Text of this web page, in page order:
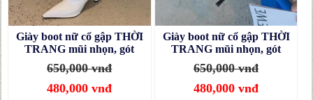
Giày boot nữ cổ gập THỜI
TRANG mũi nhọn, gót
nhọn 9cm màu trắng
GCC24B
650,000 vnđ
480,000 vnđ
Giày boot nữ cổ gập THỜI
TRANG mũi nhọn, gót
nhọn 9cm màu đen
GCC24A
650,000 vnđ
480,000 vnđ